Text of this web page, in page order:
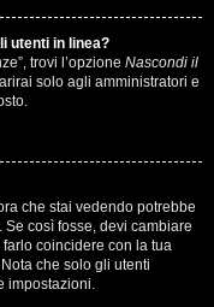
utenti in linea?
trovi l’opzione Nascondi il
solo agli amministratori e
che stai vedendo potrebbe
così fosse, devi cambiare
coincidere con la tua
che solo gli utenti
impostazioni.